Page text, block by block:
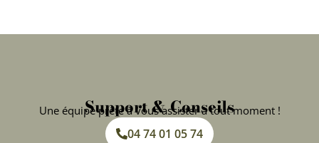
Support & Conseils
Une équipe prête à vous assister à tout moment !
04 74 01 05 74